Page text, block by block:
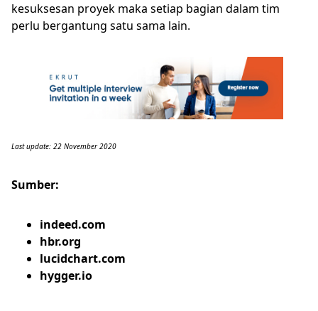
kesuksesan proyek maka setiap bagian dalam tim
perlu bergantung satu sama lain.
Last update: 22 November 2020
Sumber:
indeed.com
hbr.org
lucidchart.com
hygger.io